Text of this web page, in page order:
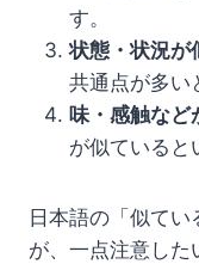
す。
状態・状況が
共通点が多い
味・感触など
が似ていると
日本語の「似て
が、一点注意した